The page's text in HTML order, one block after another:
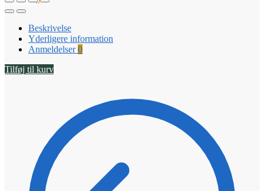
Beskrivelse
Yderligere information
Anmeldelser0
Tilføj til kurv